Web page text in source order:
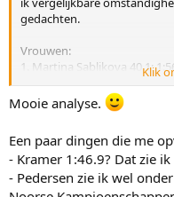
gedachten.
Vrouwen:
1. Martina Sablikova 40,1;
2. Ireen Wüst 39,6; 1:56,5;
3. Antoinette de Jong 39,3;
4. Marije Joling 40,0; 1:58,2;
punten
5. Natalya Voronina 40,5;
Klik
Mooie analyse.
Een paar dingen die me
- Kramer 1:46.9? Dat zie
- Pedersen zie ik wel